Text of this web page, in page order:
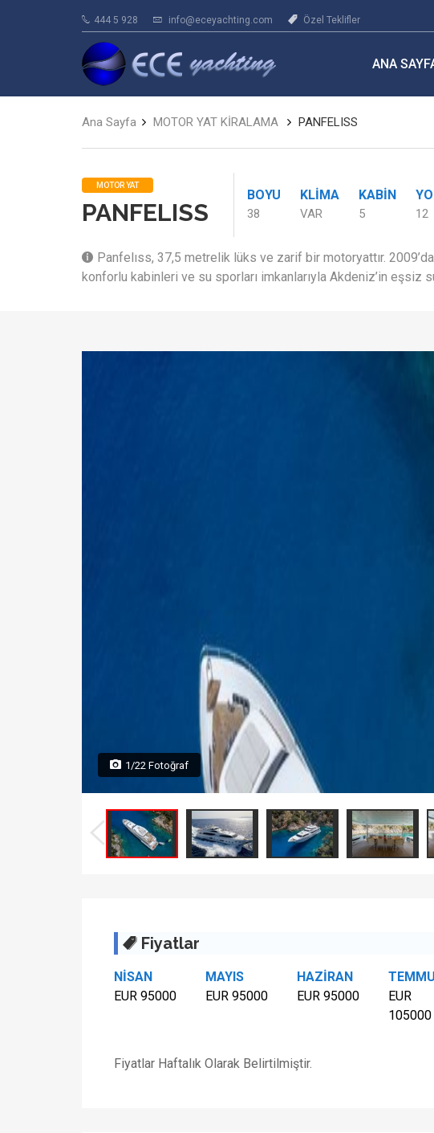
444 5 928 info@eceyachting.com Özel Teklifler
ANA
Ana Sayfa MOTOR YAT KİRALAMA PANFELISS
MOTOR YAT
PANFELISS
BOYU
38
KLIMA
VAR
KABIN
5 12
Panfelıss, 37,5 metrelik lüks ve zarif bir motoryattır.
konforlu kabinleri ve su sporları imkanlarıyla Akdeniz’in eşsiz
1/22 Fotoğraf
Fiyatlar
NİSAN
EUR 95000
MAYIS
EUR 95000
HAZİRAN
EUR 95000
EUR
105000
Fiyatlar Haftalık Olarak Belirtilmiştir.